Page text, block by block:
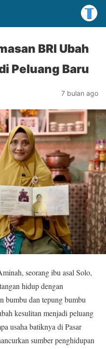
BRI Ubah
Peluang Baru
7 bulan ago
seorang ibu asal Solo,
hidup dengan
bumbu dan tepung bumbu
kesulitan menjadi peluang
usaha batiknya di Pasar
sumber penghidupan